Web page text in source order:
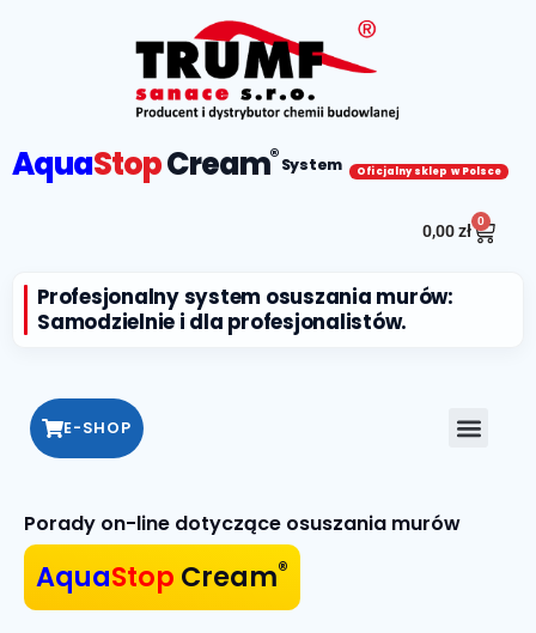
AquaStopCream®System Oficjalny sklep w Polsce
0,00zł
0
Profesjonalny system osuszania murów:
Samodzielnie i dla profesjonalistów.
E-SHOP
Porady on-line dotyczące osuszania murów
AquaStop Cream®